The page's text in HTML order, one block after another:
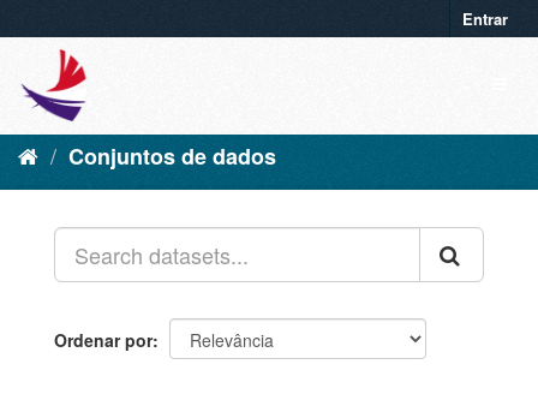
Entrar
Conjuntos de dados
Ordenar por